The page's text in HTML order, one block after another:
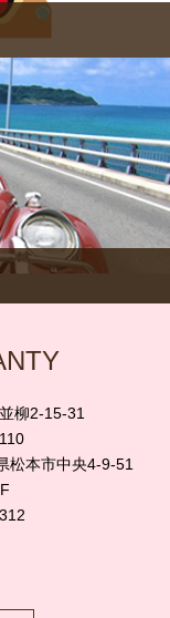
柳2-15-31
松本市中央4-9-51